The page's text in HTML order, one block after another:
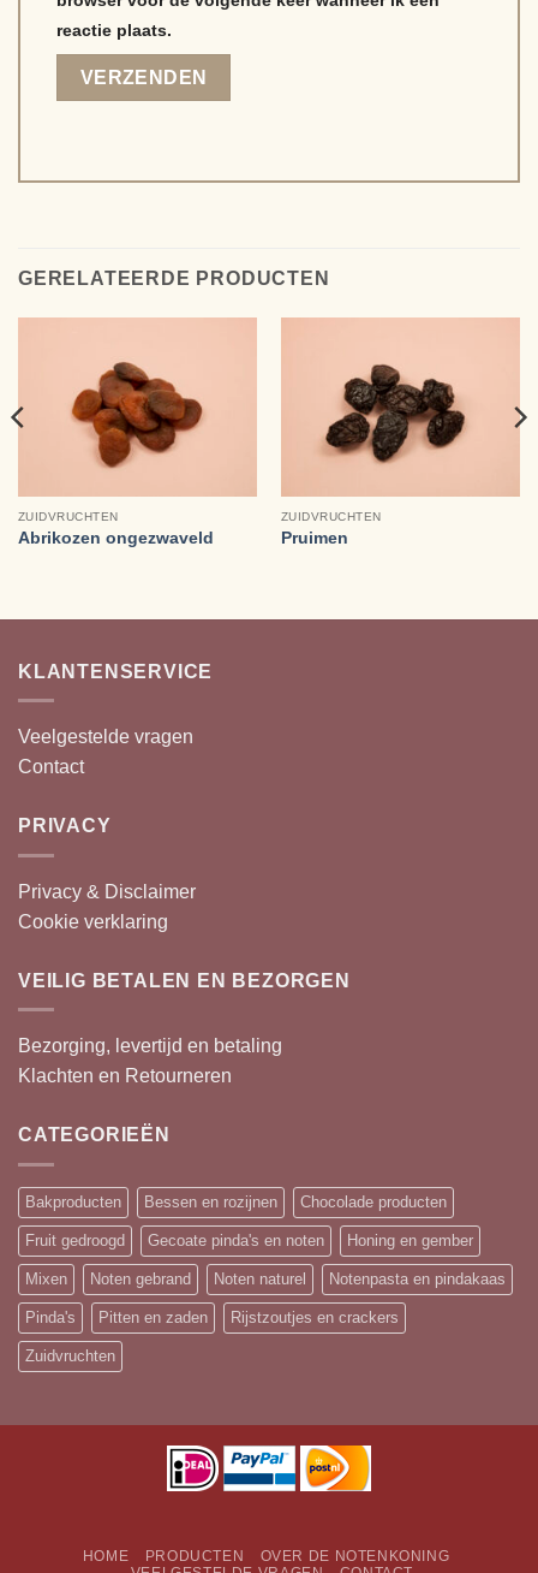
reactie plaats.
GERELATEERDE PRODUCTEN
ZUIDVRUCHTEN
Abrikozen ongezwaveld
ZUIDVRUCHTEN
Pruimen
KLANTENSERVICE
Veelgestelde vragen
Contact
PRIVACY
Privacy & Disclaimer
Cookie verklaring
VEILIG BETALEN EN BEZORGEN
Bezorging, levertijd en betaling
Klachten en Retourneren
CATEGORIEËN
Bakproducten Bessen en rozijnen Chocolade producten
Fruit gedroogd Gecoate pinda's en noten Honing en gember
Mixen Noten gebrand Noten naturel Notenpasta en pindakaas
Pinda's Pitten en zaden Rijstzoutjes en crackers
Zuidvruchten
HOME PRODUCTEN
OVER DE NOTENKONING